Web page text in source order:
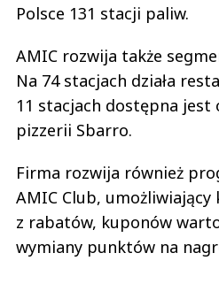
Polsce 131 stacji paliw.
AMIC rozwija także
Na 74 stacjach działa
11 stacjach dostępna
pizzerii Sbarro.
Firma rozwija również
AMIC Club,
z rabatów, kuponów
wymiany punktów na